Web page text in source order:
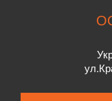
ул.